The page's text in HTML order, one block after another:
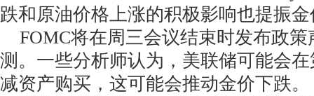
跌和原油价格上涨的积极影响也提振
FOMC将在周三会议结束时发布政策
测。一些分析师认为，美联储可能会
减资产购买，这可能会推动金价下跌。